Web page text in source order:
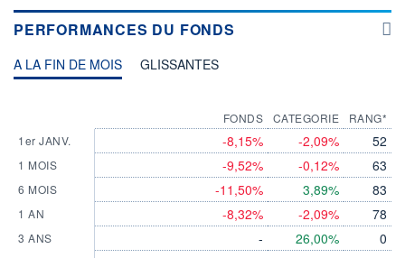
PERFORMANCES DU FONDS
A LA FIN DE MOIS GLISSANTES
1er JANV.
1 MOIS
6 MOIS
1 AN
3 ANS
FONDS
-8,15%
-9,52%
-11,50%
-8,32%
-
CATEGORIE
-2,09%
-0,12%
3,89%
-2,09%
26,00%
RANG*
52
63
83
78
0